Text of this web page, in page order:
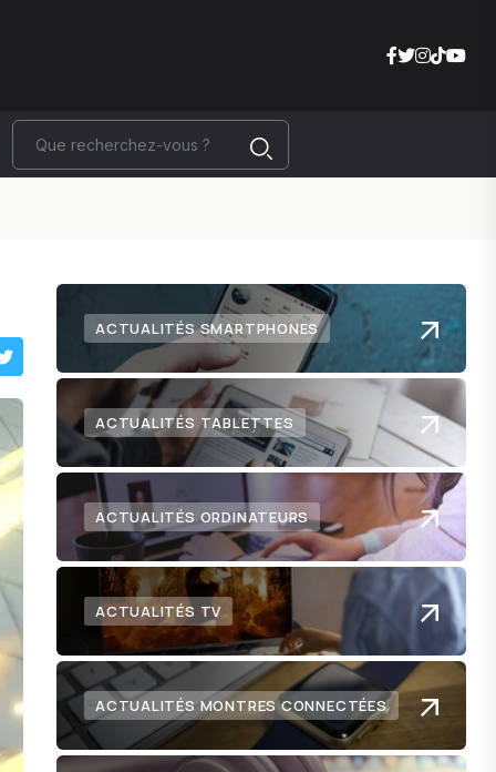
ACTUALITÉS SMARTPHONES
ACTUALITÉS TABLETTES
ACTUALITÉS ORDINATEURS
ACTUALITÉS TV
ACTUALITÉS MONTRES CONNECTÉES